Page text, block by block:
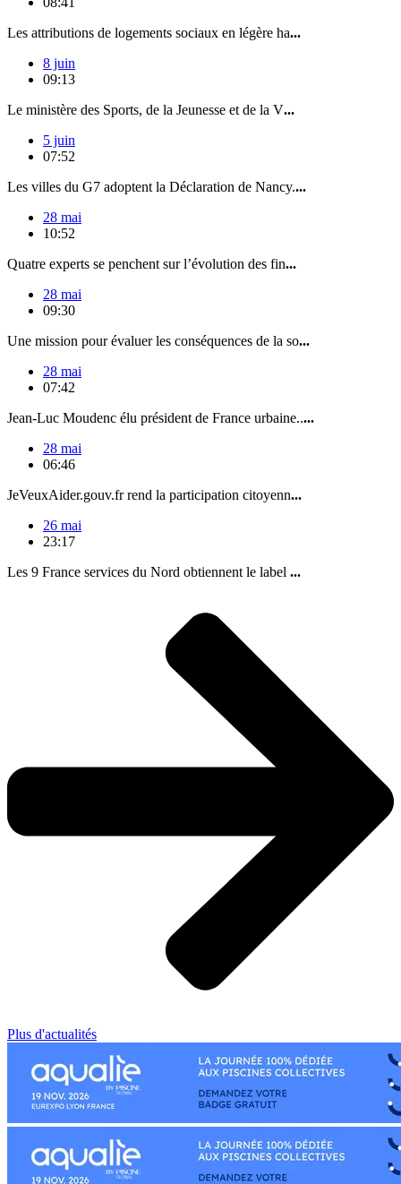
Les attributions de logements sociaux en légère ha...
8 juin
09:13
Le ministère des Sports, de la Jeunesse et de la V...
5 juin
07:52
Les villes du G7 adoptent la Déclaration de Nancy....
28 mai
10:52
Quatre experts se penchent sur l’évolution des fin...
28 mai
09:30
Une mission pour évaluer les conséquences de la so...
28 mai
07:42
Jean-Luc Moudenc élu président de France urbaine.....
28 mai
06:46
JeVeuxAider.gouv.fr rend la participation citoyenn...
26 mai
23:17
Les 9 France services du Nord obtiennent le label ...
Plus d'actualités